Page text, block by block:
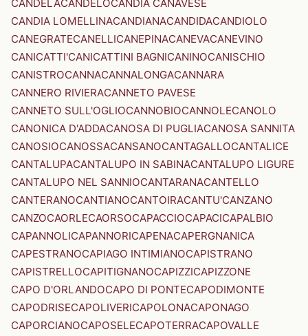
CANDELACANDELOCANDIA CANAVESE
CANDIA LOMELLINACANDIANACANDIDACANDIOLO
CANEGRATECANELLICANEPINACANEVACANEVINO
CANICATTI'CANICATTINI BAGNICANINOCANISCHIO
CANISTROCANNACANNALONGACANNARA
CANNERO RIVIERACANNETO PAVESE
CANNETO SULL'OGLIOCANNOBIOCANNOLECANOLO
CANONICA D'ADDACANOSA DI PUGLIACANOSA SANNITA
CANOSIOCANOSSACANSANOCANTAGALLOCANTALICE
CANTALUPACANTALUPO IN SABINACANTALUPO LIGURE
CANTALUPO NEL SANNIOCANTARANACANTELLO
CANTERANOCANTIANOCANTOIRACANTU'CANZANO
CANZOCAORLECAORSOCAPACCIOCAPACICAPALBIO
CAPANNOLICAPANNORICAPENACAPERGNANICA
CAPESTRANOCAPIAGO INTIMIANOCAPISTRANO
CAPISTRELLOCAPITIGNANOCAPIZZICAPIZZONE
CAPO D'ORLANDOCAPO DI PONTECAPODIMONTE
CAPODRISECAPOLIVERICAPOLONACAPONAGO
CAPORCIANOCAPOSELECAPOTERRACAPOVALLE